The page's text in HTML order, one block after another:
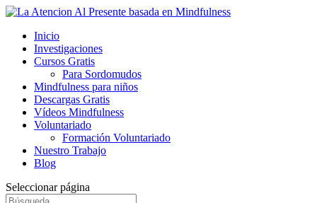
Inicio
Investigaciones
Cursos Gratis
Para Sordomudos
Mindfulness para niños
Descargas Gratis
Vídeos Mindfulness
Voluntariado
Formación Voluntariado
Nuestro Trabajo
Blog
Seleccionar página